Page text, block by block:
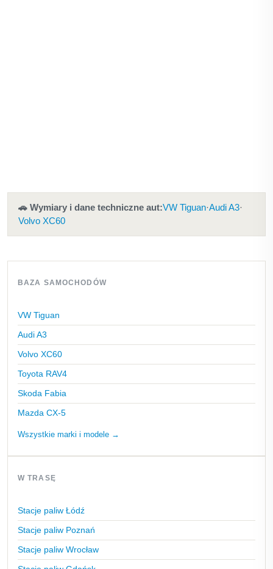
🚗 Wymiary i dane techniczne aut:VW Tiguan·Audi A3·
Volvo XC60
BAZA SAMOCHODÓW
VW Tiguan
Audi A3
Volvo XC60
Toyota RAV4
Skoda Fabia
Mazda CX-5
Wszystkie marki i modele →
W TRASĘ
Stacje paliw Łódź
Stacje paliw Poznań
Stacje paliw Wrocław